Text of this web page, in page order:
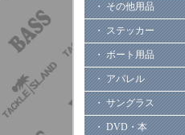
・ その他用品
・ ステッカー
・ ボート用品
・ アパレル
・ サングラス
・ DVD・本